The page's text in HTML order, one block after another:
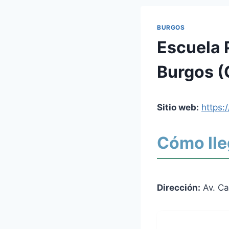
BURGOS
Escuela
Burgos
Sitio web:
Cómo
Dirección: Av.